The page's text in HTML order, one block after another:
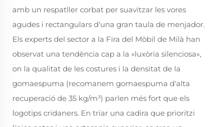
amb un respatller corbat per suavitzar les vores
agudes i rectangulars d'una gran taula de menjador.
Els experts del sector a la Fira del Mòbil de Milà han
observat una tendència cap a la «luxòria silenciosa»,
on la qualitat de les costures i la densitat de la
gomaespuma (recomanem gomaespuma d'alta
recuperació de 35 kg/m³) parlen més fort que els
logotips cridaners. En triar una cadira que prioritzi